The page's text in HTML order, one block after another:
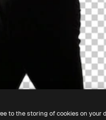
generador de imágenes con IA.
to the storing of cookies on your